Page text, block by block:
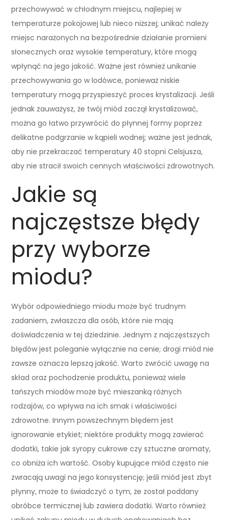
przechowywać w chłodnym miejscu, najlepiej w
temperaturze pokojowej lub nieco niższej; unikać należy
miejsc narażonych na bezpośrednie działanie promieni
słonecznych oraz wysokie temperatury, które mogą
wpłynąć na jego jakość. Ważne jest również unikanie
przechowywania go w lodówce, ponieważ niskie
temperatury mogą przyspieszyć proces krystalizacji. Jeśli
jednak zauważysz, że twój miód zaczął krystalizować,
można go łatwo przywrócić do płynnej formy poprzez
delikatne podgrzanie w kąpieli wodnej; ważne jest jednak,
aby nie przekraczać temperatury 40 stopni Celsjusza,
aby nie stracił swoich cennych właściwości zdrowotnych.
Jakie są
najczęstsze błędy
przy wyborze
miodu?
Wybór odpowiedniego miodu może być trudnym
zadaniem, zwłaszcza dla osób, które nie mają
doświadczenia w tej dziedzinie. Jednym z najczęstszych
błędów jest poleganie wyłącznie na cenie; drogi miód nie
zawsze oznacza lepszą jakość. Warto zwrócić uwagę na
skład oraz pochodzenie produktu, ponieważ wiele
tańszych miodów może być mieszanką różnych
rodzajów, co wpływa na ich smak i właściwości
zdrowotne. Innym powszechnym błędem jest
ignorowanie etykiet; niektóre produkty mogą zawierać
dodatki, takie jak syropy cukrowe czy sztuczne aromaty,
co obniża ich wartość. Osoby kupujące miód często nie
zwracają uwagi na jego konsystencję; jeśli miód jest zbyt
płynny, może to świadczyć o tym, że został poddany
obróbce termicznej lub zawiera dodatki. Warto również